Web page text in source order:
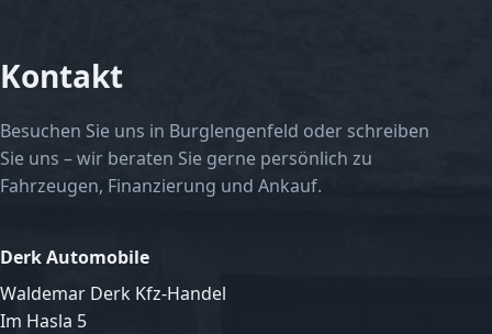
Kontakt
Besuchen Sie uns in Burglengenfeld oder schreiben
Sie uns – wir beraten Sie gerne persönlich zu
Fahrzeugen, Finanzierung und Ankauf.
Derk Automobile
Waldemar Derk Kfz-Handel
Im Hasla 5